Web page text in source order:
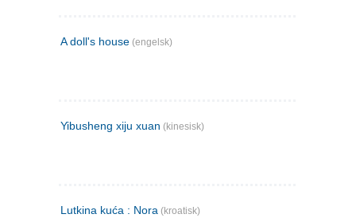
A doll's house (engelsk)
Yibusheng xiju xuan (kinesisk)
Lutkina kuća : Nora (kroatisk)